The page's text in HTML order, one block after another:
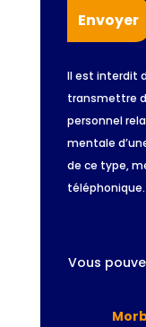
Il est interdit
transmettre
personnel
mentale
de ce type,
téléphonique.
Vous